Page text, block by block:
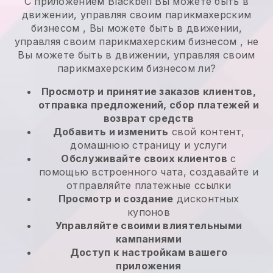
движении, управляя своим парикмахерским
бизнесом , Вы можете быть в движении,
управляя своим парикмахерским бизнесом , не
Вы можете быть в движении, управляя своим
парикмахерским бизнесом ли?
Просмотр и принятие заказов клиентов,
отправка предложений, сбор платежей и
возврат средств
Добавить и изменить свой контент,
домашнюю страницу и услуги
Обслуживайте своих клиентов с
помощью встроенного чата, создавайте и
отправляйте платежные ссылки
Просмотр и создание дисконтных
купонов
Управляйте своими влиятельными
кампаниями
Доступ к настройкам вашего
приложения